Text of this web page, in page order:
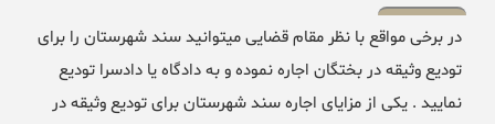
در برخی مواقع با نظر مقام قضایی میتوانید سند شهرستان را برای
تودیع وثیقه در بختگان اجاره نموده و به دادگاه یا دادسرا تودیع
نمایید . یکی از مزایای اجاره سند شهرستان برای تودیع وثیقه در